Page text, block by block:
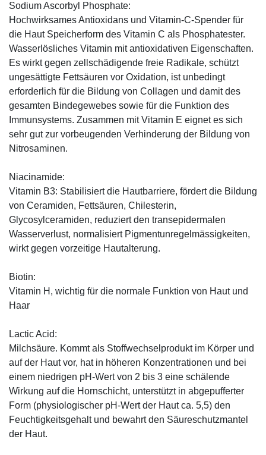
Sodium Ascorbyl Phosphate:
Hochwirksames Antioxidans und Vitamin-C-Spender für
die Haut Speicherform des Vitamin C als Phosphatester.
Wasserlösliches Vitamin mit antioxidativen Eigenschaften.
Es wirkt gegen zellschädigende freie Radikale, schützt
ungesättigte Fettsäuren vor Oxidation, ist unbedingt
erforderlich für die Bildung von Collagen und damit des
gesamten Bindegewebes sowie für die Funktion des
Immunsystems. Zusammen mit Vitamin E eignet es sich
sehr gut zur vorbeugenden Verhinderung der Bildung von
Nitrosaminen.
Niacinamide:
Vitamin B3: Stabilisiert die Hautbarriere, fördert die Bildung
von Ceramiden, Fettsäuren, Chilesterin,
Glycosylceramiden, reduziert den transepidermalen
Wasserverlust, normalisiert Pigmentunregelmässigkeiten,
wirkt gegen vorzeitige Hautalterung.
Biotin:
Vitamin H, wichtig für die normale Funktion von Haut und
Haar
Lactic Acid:
Milchsäure. Kommt als Stoffwechselprodukt im Körper und
auf der Haut vor, hat in höheren Konzentrationen und bei
einem niedrigen pH-Wert von 2 bis 3 eine schälende
Wirkung auf die Hornschicht, unterstützt in abgepufferter
Form (physiologischer pH-Wert der Haut ca. 5,5) den
Feuchtigkeitsgehalt und bewahrt den Säureschutzmantel
der Haut.